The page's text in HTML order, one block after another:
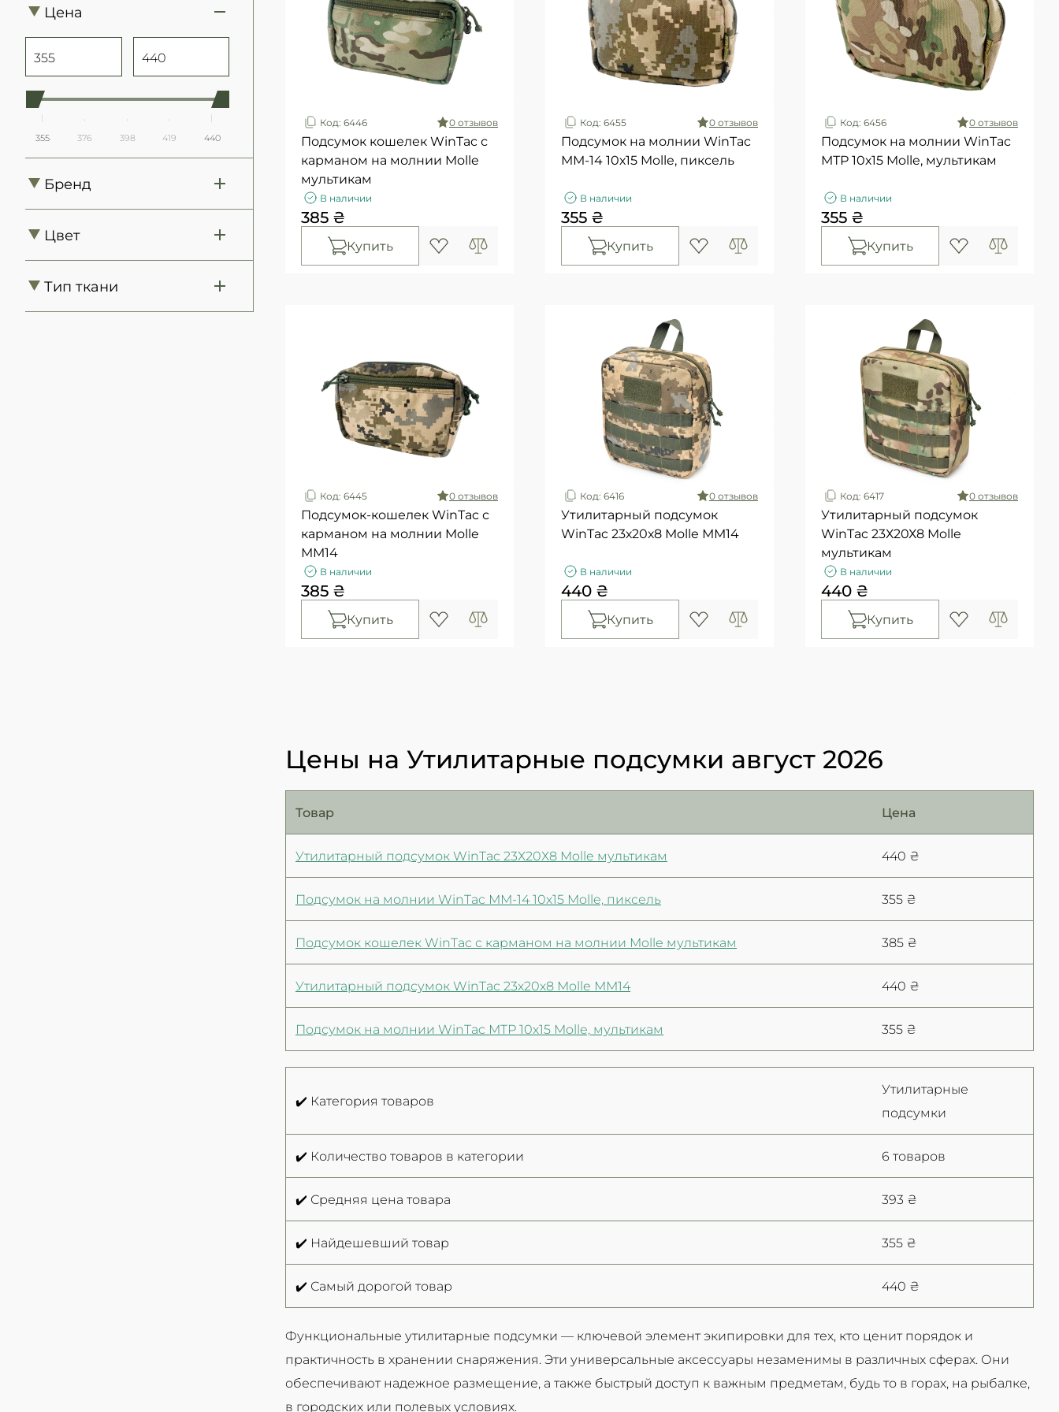
Цена
355 376 398 419 440
Бренд
Цвет
Multicam3
Тип ткани
Код: 6446 0 отзывов
Подсумок кошелек WinTac с
карманом на молнии Molle
мультикам
В наличии
385 ₴
Купить
Код: 6455 0 отзывов
Подсумок на молнии WinTac
ММ-14 10х15 Molle, пиксель
В наличии
355 ₴
Купить
Код: 6456 0 отзывов
Подсумок на молнии WinTac
МТР 10х15 Molle, мультикам
В наличии
355 ₴
Купить
Код: 6445 0 отзывов
Подсумок-кошелек WinTac с
карманом на молнии Molle
ММ14
В наличии
385 ₴
Купить
Код: 6416 0 отзывов
Утилитарный подсумок
WinTac 23х20х8 Molle ММ14
В наличии
440 ₴
Купить
Код: 6417 0 отзывов
Утилитарный подсумок
WinTac 23Х20Х8 Molle
мультикам
В наличии
440 ₴
Купить
Цены на Утилитарные подсумки август 2026
Товар Цена
Утилитарный подсумок WinTac 23Х20Х8 Molle мультикам 440 ₴
Подсумок на молнии WinTac ММ-14 10х15 Molle, пиксель 355 ₴
Подсумок кошелек WinTac с карманом на молнии Molle мультикам 385 ₴
Утилитарный подсумок WinTac 23х20х8 Molle ММ14 440 ₴
Подсумок на молнии WinTac МТР 10х15 Molle, мультикам 355 ₴
✔️ Категория товаров
Утилитарные
подсумки
✔️ Количество товаров в категории 6 товаров
✔️ Средняя цена товара 393 ₴
✔️ Найдешевший товар 355 ₴
✔️ Самый дорогой товар 440 ₴
Функциональные утилитарные подсумки — ключевой элемент экипировки для тех, кто ценит порядок и
практичность в хранении снаряжения. Эти универсальные аксессуары незаменимы в различных сферах. Они
обеспечивают надежное размещение, а также быстрый доступ к важным предметам, будь то в горах, на рыбалке,
в городских или полевых условиях.